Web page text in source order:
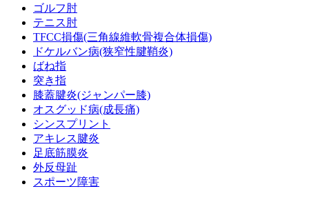
ゴルフ肘
テニス肘
TFCC損傷(三角線維軟骨複合体損傷)
ドケルバン病(狭窄性腱鞘炎)
ばね指
突き指
膝蓋腱炎(ジャンパー膝)
オスグッド病(成長痛)
シンスプリント
アキレス腱炎
足底筋膜炎
外反母趾
スポーツ障害